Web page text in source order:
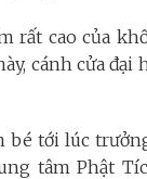
cao của
cánh cửa đại
bé tới lúc
tâm Phật